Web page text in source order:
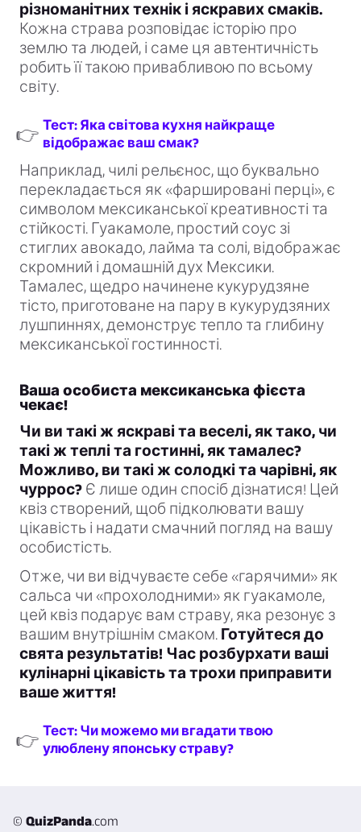
різноманітних технік і яскравих смаків.
Кожна страва розповідає історію про
землю та людей, і саме ця автентичність
робить її такою привабливою по всьому
світу.
👉 Тест: Яка світова кухня найкраще
відображає ваш смак?
Наприклад, чилі рельєнос, що буквально
перекладається як «фаршировані перці», є
символом мексиканської креативності та
стійкості. Гуакамоле, простий соус зі
стиглих авокадо, лайма та солі, відображає
скромний і домашній дух Мексики.
Тамалес, щедро начинене кукурудзяне
тісто, приготоване на пару в кукурудзяних
лушпиннях, демонструє тепло та глибину
мексиканської гостинності.
Ваша особиста мексиканська фієста
чекає!
Чи ви такі ж яскраві та веселі, як тако, чи
такі ж теплі та гостинні, як тамалес?
Можливо, ви такі ж солодкі та чарівні, як
чуррос? Є лише один спосіб дізнатися! Цей
квіз створений, щоб підколювати вашу
цікавість і надати смачний погляд на вашу
особистість.
Отже, чи ви відчуваєте себе «гарячими» як
сальса чи «прохолодними» як гуакамоле,
цей квіз подарує вам страву, яка резонує з
вашим внутрішнім смаком. Готуйтеся до
свята результатів! Час розбурхати ваші
кулінарні цікавість та трохи приправити
ваше життя!
👉 Тест: Чи можемо ми вгадати твою
улюблену японську страву?
© QuizPanda.com